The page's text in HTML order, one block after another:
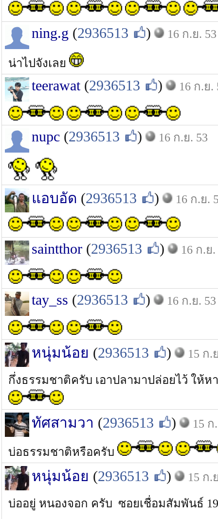
ning.g (2936513 ) 16 ก.ย. 53
น่าไปจังเลย
teerawat(2936513 ) 16 ก.ย.
nupc (2936513 ) 16 ก.ย. 53
แอบอัด (2936513 ) 16 ก.ย.
saintthor (2936513 ) 16 ก.ย.
tay_ss (2936513 ) 16 ก.ย. 53
หนุ่มน้อย (2936513 ) 15 ก.
กึ่งธรรมชาติครับ เอาปลามาปล่อยไว้ ให้
ทัศสามวา (2936513 ) 15 ก
บ่อธรรมชาติหรือครับ
หนุ่มน้อย (2936513 ) 15 ก.
บ่ออยู่ หนองจอก ครับ ซอยเชื่อมสัมพันธ์